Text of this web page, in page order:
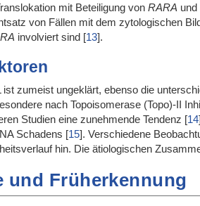
mit Beteiligung von RARA und
von Fällen mit dem zytologischen
involviert sind [13].
zumeist ungeklärt, ebenso die
nach Topoisomerase (Topo)-II
Studien eine zunehmende Tendenz [14]
Schadens [15]. Verschiedene
hin. Die ätiologischen
und Früherkennung